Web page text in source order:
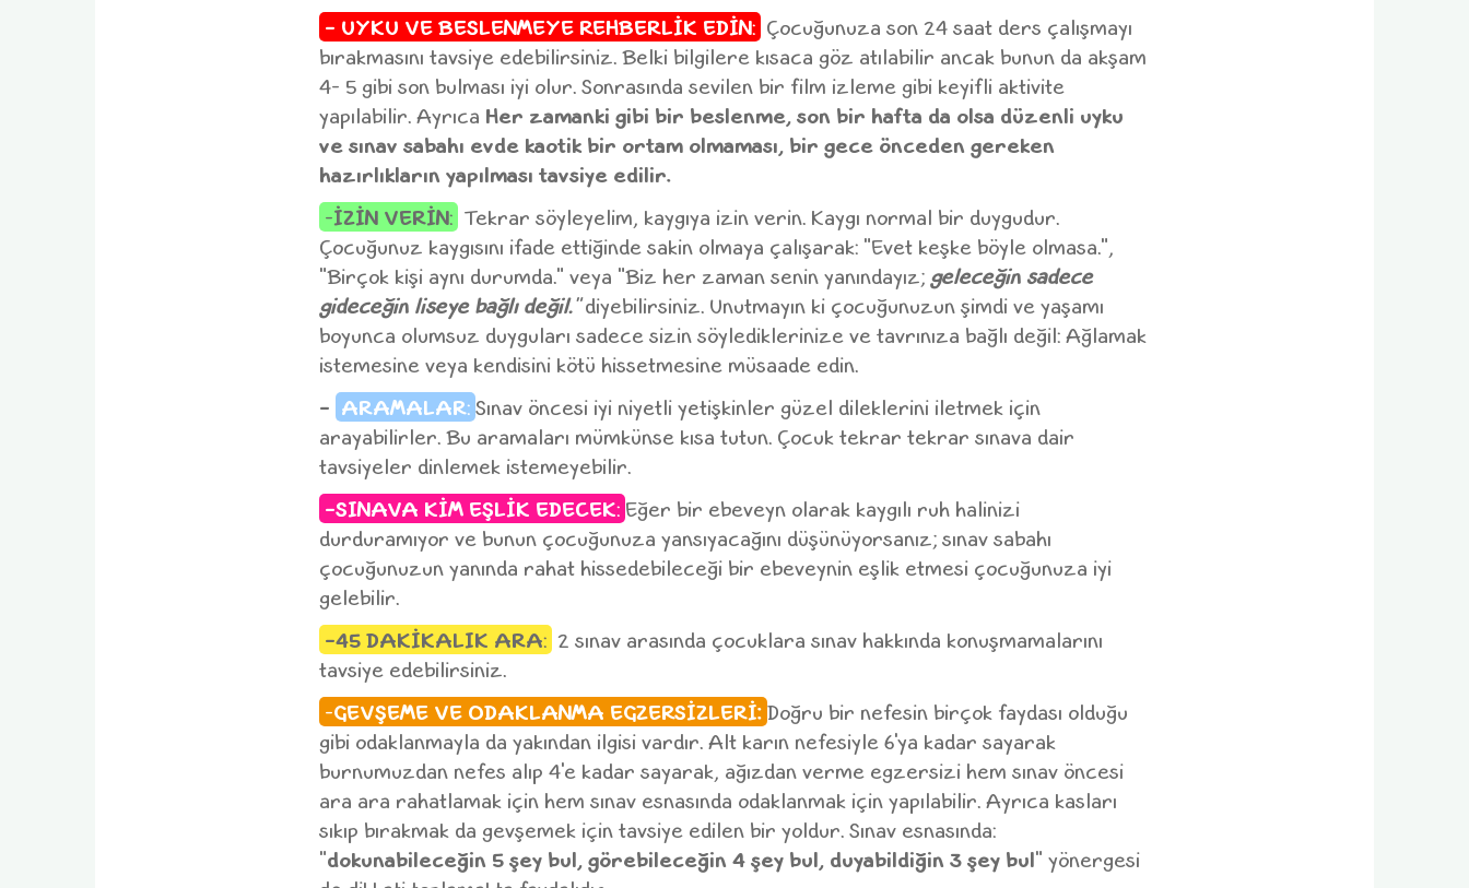
- UYKU VE BESLENMEYE REHBERLİK EDİN: Çocuğunuza son 24 saat ders çalışmayı
bırakmasını tavsiye edebilirsiniz. Belki bilgilere kısaca göz atılabilir ancak bunun da akşam
4- 5 gibi son bulması iyi olur. Sonrasında sevilen bir film izleme gibi keyifli aktivite
yapılabilir. Ayrıca Her zamanki gibi bir beslenme, son bir hafta da olsa düzenli uyku
ve sınav sabahı evde kaotik bir ortam olmaması, bir gece önceden gereken
hazırlıkların yapılması tavsiye edilir.
-İZİN VERİN: Tekrar söyleyelim, kaygıya izin verin. Kaygı normal bir duygudur.
Çocuğunuz kaygısını ifade ettiğinde sakin olmaya çalışarak: "Evet keşke böyle olmasa.",
"Birçok kişi aynı durumda." veya "Biz her zaman senin yanındayız; geleceğin sadece
gideceğin liseye bağlı değil."diyebilirsiniz. Unutmayın ki çocuğunuzun şimdi ve yaşamı
boyunca olumsuz duyguları sadece sizin söylediklerinize ve tavrınıza bağlı değil: Ağlamak
istemesine veya kendisini kötü hissetmesine müsaade edin.
- ARAMALAR:Sınav öncesi iyi niyetli yetişkinler güzel dileklerini iletmek için
arayabilirler. Bu aramaları mümkünse kısa tutun. Çocuk tekrar tekrar sınava dair
tavsiyeler dinlemek istemeyebilir.
-SINAVA KİM EŞLİK EDECEK: Eğer bir ebeveyn olarak kaygılı ruh halinizi
durduramıyor ve bunun çocuğunuza yansıyacağını düşünüyorsanız; sınav sabahı
çocuğunuzun yanında rahat hissedebileceği bir ebeveynin eşlik etmesi çocuğunuza iyi
gelebilir.
-45 DAKİKALIK ARA: 2 sınav arasında çocuklara sınav hakkında konuşmamalarını
tavsiye edebilirsiniz.
-GEVŞEME VE ODAKLANMA EGZERSİZLERİ:Doğru bir nefesin birçok faydası olduğu
gibi odaklanmayla da yakından ilgisi vardır. Alt karın nefesiyle 6'ya kadar sayarak
burnumuzdan nefes alıp 4'e kadar sayarak, ağızdan verme egzersizi hem sınav öncesi
ara ara rahatlamak için hem sınav esnasında odaklanmak için yapılabilir. Ayrıca kasları
sıkıp bırakmak da gevşemek için tavsiye edilen bir yoldur. Sınav esnasında:
"dokunabileceğin 5 şey bul, görebileceğin 4 şey bul, duyabildiğin 3 şey bul" yönergesi